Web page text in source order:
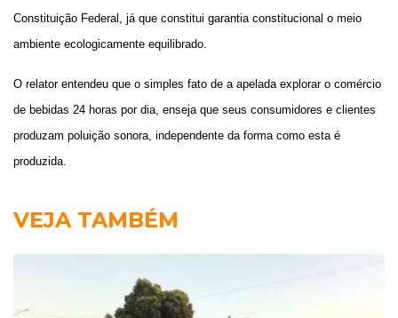
Constituição Federal, já que constitui garantia constitucional o meio
ambiente ecologicamente equilibrado.
O relator entendeu que o simples fato de a apelada explorar o comércio
de bebidas 24 horas por dia, enseja que seus consumidores e clientes
produzam poluição sonora, independente da forma como esta é
produzida.
VEJA TAMBÉM